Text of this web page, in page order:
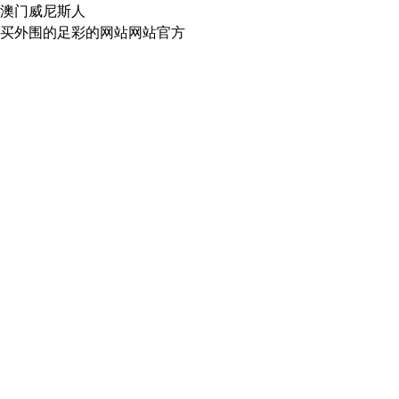
澳门威尼斯人
买外围的足彩的网站网站官方